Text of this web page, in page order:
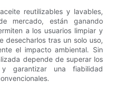
reutilizables y lavables,
mercado, están ganando
a los usuarios limpiar y
desecharlos tras un solo uso,
el impacto ambiental. Sin
depende de superar los
garantizar una fiabilidad